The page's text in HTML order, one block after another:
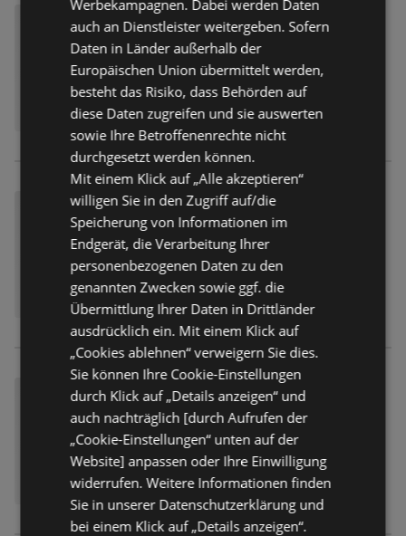
Werbekampagnen. Dabei werden Daten
auch an Dienstleister weitergeben. Sofern
Daten in Länder außerhalb der
Europäischen Union übermittelt werden,
besteht das Risiko, dass Behörden auf
diese Daten zugreifen und sie auswerten
sowie Ihre Betroffenenrechte nicht
durchgesetzt werden können.
Mit einem Klick auf „Alle akzeptieren“
willigen Sie in den Zugriff auf/die
Speicherung von Informationen im
Endgerät, die Verarbeitung Ihrer
personenbezogenen Daten zu den
genannten Zwecken sowie ggf. die
Übermittlung Ihrer Daten in Drittländer
ausdrücklich ein. Mit einem Klick auf
„Cookies ablehnen“ verweigern Sie dies.
Sie können Ihre Cookie-Einstellungen
durch Klick auf „Details anzeigen“ und
auch nachträglich [durch Aufrufen der
„Cookie-Einstellungen“ unten auf der
Website] anpassen oder Ihre Einwilligung
widerrufen. Weitere Informationen finden
Sie in unserer Datenschutzerklärung und
bei einem Klick auf „Details anzeigen“.